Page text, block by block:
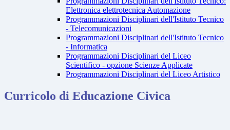
Elettronica elettrotecnica Automazione
Programmazioni Disciplinari dell'Istituto Tecnico
- Telecomunicazioni
Programmazioni Disciplinari dell'Istituto Tecnico
- Informatica
Programmazioni Disciplinari del Liceo
Scientifico - opzione Scienze Applicate
Programmazioni Disciplinari del Liceo Artistico
Curricolo di Educazione Civica